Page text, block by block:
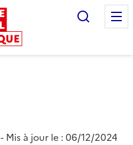
- Mis à jour le : 06/12/2024